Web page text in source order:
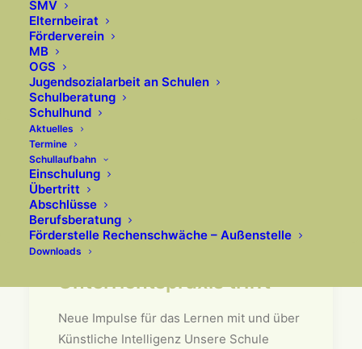
SMV
Elternbeirat
Förderverein
MB
OGS
Jugendsozialarbeit an Schulen
Schulberatung
Schulhund
Aktuelles
Termine
Schullaufbahn
Einschulung
Übertritt
Abschlüsse
Berufsberatung
Förderstelle Rechenschwäche – Außenstelle
DownloadsWenn Wissenschaft auf
Unterrichts­praxis trifft
Neue Impulse für das Lernen mit und über
Künstliche Intelligenz Unsere Schule